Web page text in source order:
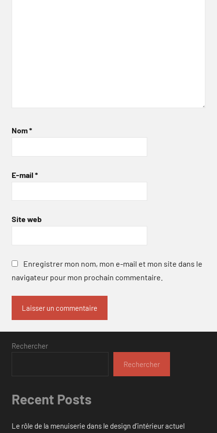
Nom*
E-mail *
Site web
Enregistrer mon nom, mon e-mail et mon site dans le
navigateur pour mon prochain commentaire.
Rechercher
Rechercher
Recent Posts
Le rôle de la menuiserie dans le design d’intérieur actuel